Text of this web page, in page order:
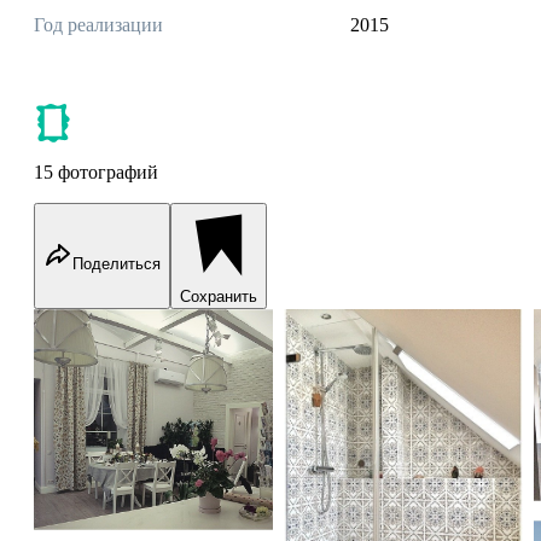
Год реализации 2015
15 фотографий
Поделиться
Сохранить
Дом